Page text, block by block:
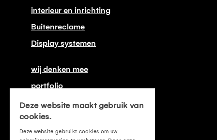
interieur en inrichting
Buitenreclame
Display systemen
wij denken mee
portfolio
onze certificeringen
contact
offerte aanvragen
Deze website maakt gebruik van
cookies.
Deze website gebruikt cookies om uw